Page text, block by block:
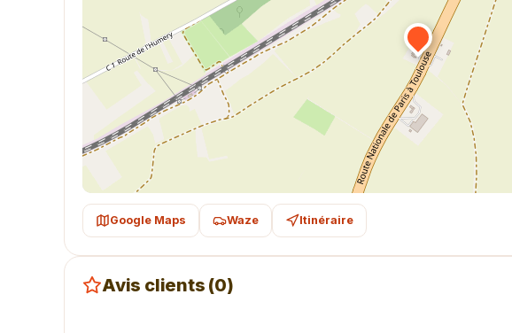
Google Maps Waze Itinéraire
Avis clients (0)